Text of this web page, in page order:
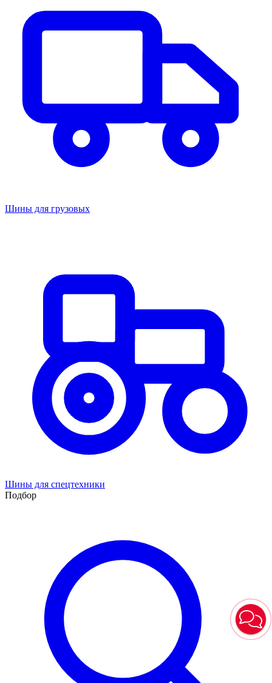
Шины для грузовых
Шины для спецтехники
Подбор